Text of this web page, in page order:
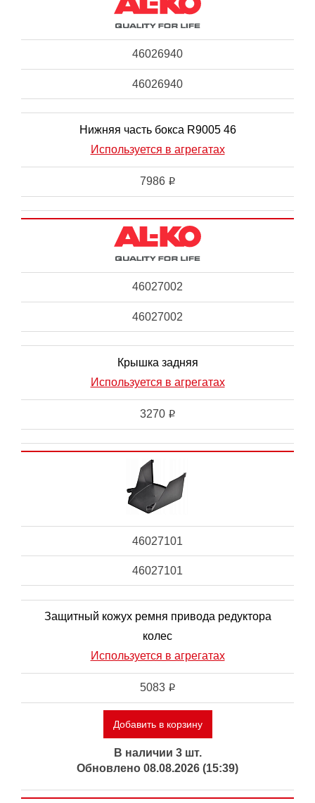
46026940
46026940
Нижняя часть бокса R9005 46
Используется в агрегатах
7986 i
46027002
46027002
Крышка задняя
Используется в агрегатах
3270 i
46027101
46027101
Защитный кожух ремня привода редуктора
колес
Используется в агрегатах
5083 i
Добавить в корзину
В наличии 3 шт.
Обновлено 08.08.2026 (15:39)